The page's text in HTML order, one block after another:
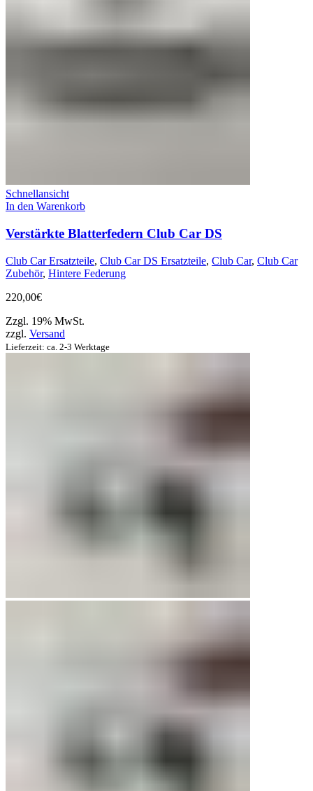
Schnellansicht
In den Warenkorb
Verstärkte Blatterfedern Club Car DS
Club Car Ersatzteile, Club Car DS Ersatzteile, Club Car, Club Car
Zubehör, Hintere Federung
220,00€
Zzgl. 19% MwSt.
zzgl. Versand
Lieferzeit: ca. 2-3 Werktage